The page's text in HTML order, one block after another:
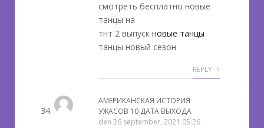
смотреть бесплатно новые
танцы на
тнт 2 выпуск новые танцы
танцы новый сезон
REPLY
АМЕРИКАНСКАЯ ИСТОРИЯ
УЖАСОВ 10 ДАТА ВЫХОДА
den 26 september, 2021 05:26